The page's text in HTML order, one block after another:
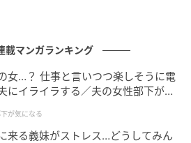
載マンガランキング
女…？ 仕事と言いつつ楽しそうに電
にイライラする／夫の女性部下が気
が気になる
来る義妹がストレス…どうしてみん